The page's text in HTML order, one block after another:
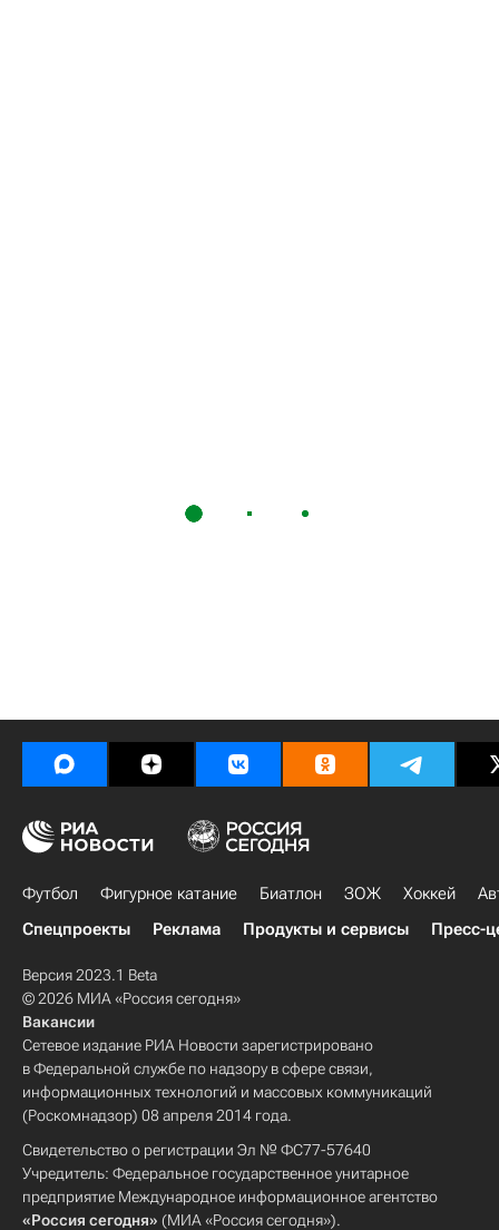
Футбол Фигурное катание Биатлон ЗОЖ Хоккей
Спецпроекты
Реклама Продукты и сервисы Пресс-
Версия 2023.1 Beta
© 2026 МИА «Россия сегодня»
Вакансии
Сетевое издание РИА Новости зарегистрировано
в Федеральной службе по надзору в сфере связи,
информационных технологий и массовых коммуникаций
(Роскомнадзор) 08 апреля 2014 года.
Свидетельство о регистрации Эл № ФС77-57640
Учредитель: Федеральное государственное унитарное
предприятие Международное информационное агентство
«Россия сегодня» (МИА «Россия сегодня»).